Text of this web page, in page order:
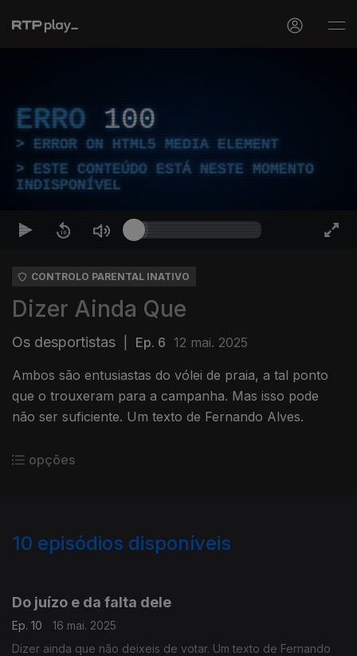
ERRO 100
ERROR ON HTML5 MEDIA ELEMENT
ESTE CONTEÚDO ESTÁ NESTE MOMENTO
INDISPONÍVEL
CONTROLO PARENTAL INATIVO
Dizer Ainda Que
Os desportistas Ep. 6 12 mai. 2025
Ambos são entusiastas do vólei de praia, a tal ponto
que o trouxeram para a campanha. Mas isso pode
não ser suficiente. Um texto de Fernando Alves.
opções
10 episódios disponíveis
Do juízo e da falta dele
Ep. 10
16 mai. 2025
Dizer ainda que não deixeis de votar. Um texto de Fernando